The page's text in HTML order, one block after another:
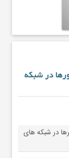
در شبکه
در شبکه های